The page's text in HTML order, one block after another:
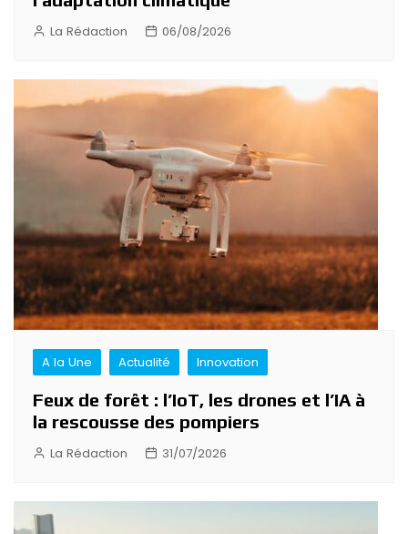
La Rédaction 06/08/2026
A la Une Actualité Innovation
Feux de forêt : l’IoT, les drones et l’IA à
la rescousse des pompiers
La Rédaction 31/07/2026